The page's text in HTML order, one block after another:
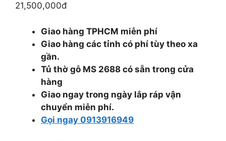
21,500,000đ
Giao hàng TPHCM miễn phí
Giao hàng các tỉnh có phí tùy theo xa
gần.
Tủ thờ gỗ MS 2688 có sẵn trong cửa
hàng
Giao ngay trong ngày lắp ráp vận
chuyển miễn phí.
Gọi ngay 0913916949